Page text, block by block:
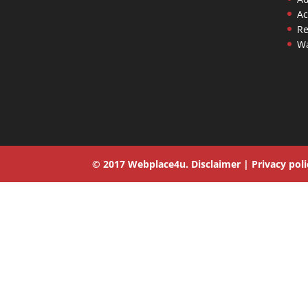
© 2017Webplace4u. Disclaimer | Privacy